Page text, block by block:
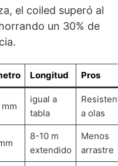
el coiled superó al
un 30% de
Longitud Pros
igual a
tabla
a olas
8-10 m
extendido
Menos
arrastre